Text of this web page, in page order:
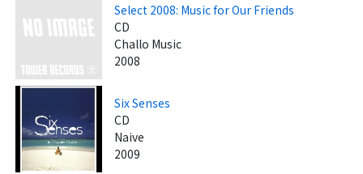
Select 2008: Music for Our Friends
CD
Challo Music
2008
Six Senses
CD
Naive
2009